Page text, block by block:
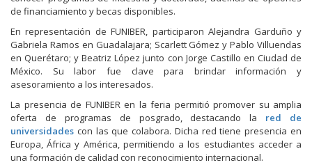
de financiamiento y becas disponibles.
En representación de FUNIBER, participaron Alejandra Garduño y
Gabriela Ramos en Guadalajara; Scarlett Gómez y Pablo Villuendas
en Querétaro; y Beatriz López junto con Jorge Castillo en Ciudad de
México. Su labor fue clave para brindar información y
asesoramiento a los interesados.
La presencia de FUNIBER en la feria permitió promover su amplia
oferta de programas de posgrado, destacando la red de
universidades con las que colabora. Dicha red tiene presencia en
Europa, África y América, permitiendo a los estudiantes acceder a
una formación de calidad con reconocimiento internacional.